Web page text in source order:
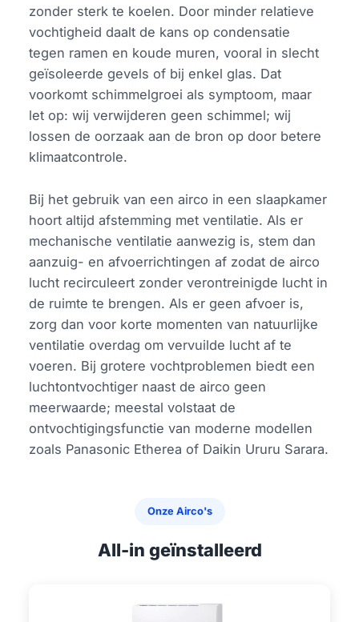
zonder sterk te koelen. Door minder relatieve
vochtigheid daalt de kans op condensatie
tegen ramen en koude muren, vooral in slecht
geïsoleerde gevels of bij enkel glas. Dat
voorkomt schimmelgroei als symptoom, maar
let op: wij verwijderen geen schimmel; wij
lossen de oorzaak aan de bron op door betere
klimaatcontrole.
Bij het gebruik van een airco in een slaapkamer
hoort altijd afstemming met ventilatie. Als er
mechanische ventilatie aanwezig is, stem dan
aanzuig- en afvoerrichtingen af zodat de airco
lucht recirculeert zonder verontreinigde lucht in
de ruimte te brengen. Als er geen afvoer is,
zorg dan voor korte momenten van natuurlijke
ventilatie overdag om vervuilde lucht af te
voeren. Bij grotere vochtproblemen biedt een
luchtontvochtiger naast de airco geen
meerwaarde; meestal volstaat de
ontvochtigingsfunctie van moderne modellen
zoals Panasonic Etherea of Daikin Ururu Sarara.
Onze Airco's
All-in geïnstalleerd